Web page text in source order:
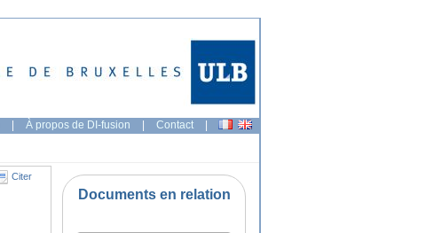
| À propos de DI-fusion | Contact |
Citer
Documents en relation